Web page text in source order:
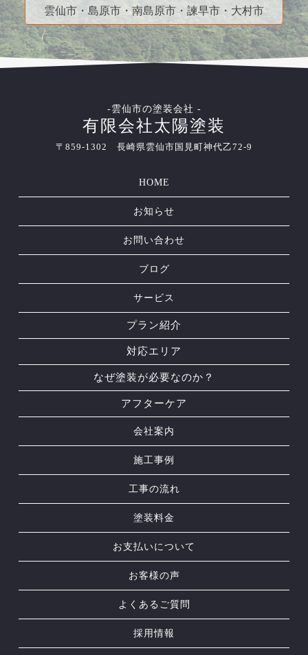
雲仙市・島原市・南島原市・諫早市・大村市
-雲仙市の塗装会社 -
有限会社太陽塗装
〒859-1302 長崎県雲仙市国見町神代乙72-9
HOME
お知らせ
お問い合わせ
ブログ
サービス
プラン紹介
対応エリア
なぜ塗装が必要なのか？
アフターケア
会社案内
施工事例
工事の流れ
塗装料金
お支払いについて
お客様の声
よくあるご質問
採用情報